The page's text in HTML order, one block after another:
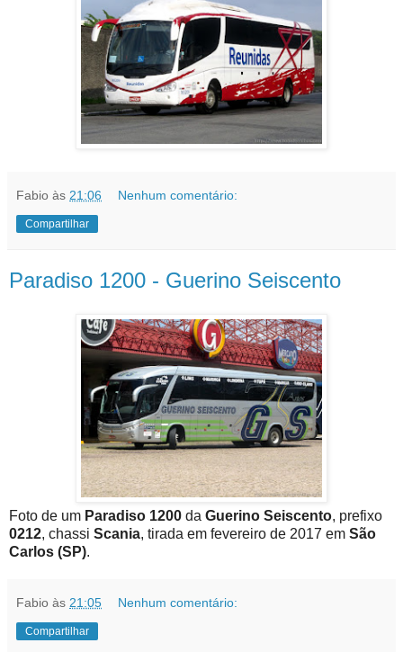
Fabio às 21:06 Nenhum comentário:
Compartilhar
Paradiso 1200 - Guerino Seiscento
Foto de um Paradiso 1200 da Guerino Seiscento, prefixo
0212, chassi Scania, tirada em fevereiro de 2017 em São
Carlos (SP).
Fabio às 21:05 Nenhum comentário:
Compartilhar